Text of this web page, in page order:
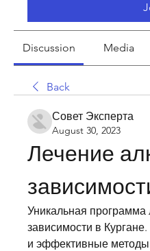
Discussion Media
Back
Совет Эксперта
August 30, 2023
Лечение
Уникальная программа
зависимости в
и эффективные